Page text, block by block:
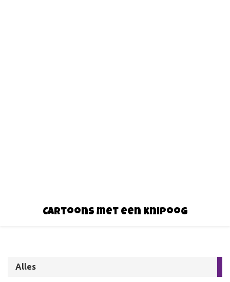
Cartoons met een knipoog
Alles